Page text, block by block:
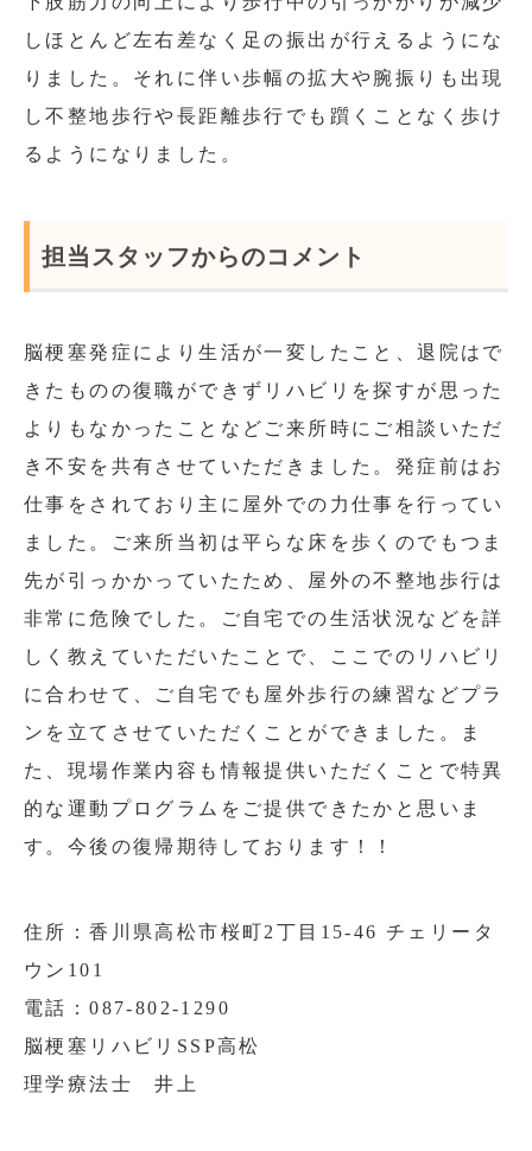
しほとんど左右差なく足の振出が行えるようにな
りました。それに伴い歩幅の拡大や腕振りも出現
し不整地歩行や長距離歩行でも躓くことなく歩け
るようになりました。
担当スタッフからのコメント
脳梗塞発症により生活が一変したこと、退院はで
きたものの復職ができずリハビリを探すが思った
よりもなかったことなどご来所時にご相談いただ
き不安を共有させていただきました。発症前はお
仕事をされており主に屋外での力仕事を行ってい
ました。ご来所当初は平らな床を歩くのでもつま
先が引っかかっていたため、屋外の不整地歩行は
非常に危険でした。ご自宅での生活状況などを詳
しく教えていただいたことで、ここでのリハビリ
に合わせて、ご自宅でも屋外歩行の練習などプラ
ンを立てさせていただくことができました。ま
た、現場作業内容も情報提供いただくことで特異
的な運動プログラムをご提供できたかと思いま
す。今後の復帰期待しております！！
住所：香川県高松市桜町2丁目15-46 チェリータ
ウン101
電話：087-802-1290
脳梗塞リハビリSSP高松
理学療法士 井上